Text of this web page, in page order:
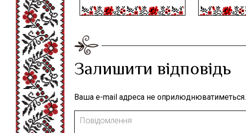
Залишити відповідь
Ваша e-mail адреса не оприлюднюватиметься.